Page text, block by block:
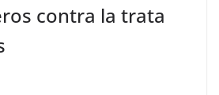
contra la trata